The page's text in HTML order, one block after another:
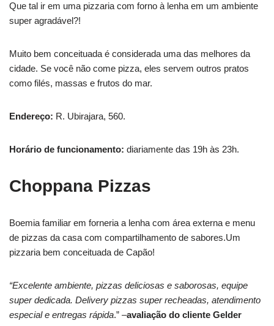
Que tal ir em uma pizzaria com forno à lenha em um ambiente
super agradável?!
Muito bem conceituada é considerada uma das melhores da
cidade. Se você não come pizza, eles servem outros pratos
como filés, massas e frutos do mar.
Endereço: R. Ubirajara, 560.
Horário de funcionamento: diariamente das 19h às 23h.
Choppana Pizzas
Boemia familiar em forneria a lenha com área externa e menu
de pizzas da casa com compartilhamento de sabores.Um
pizzaria bem conceituada de Capão!
“Excelente ambiente, pizzas deliciosas e saborosas, equipe
super dedicada. Delivery pizzas super recheadas, atendimento
especial e entregas rápida.” –avaliação do cliente Gelder